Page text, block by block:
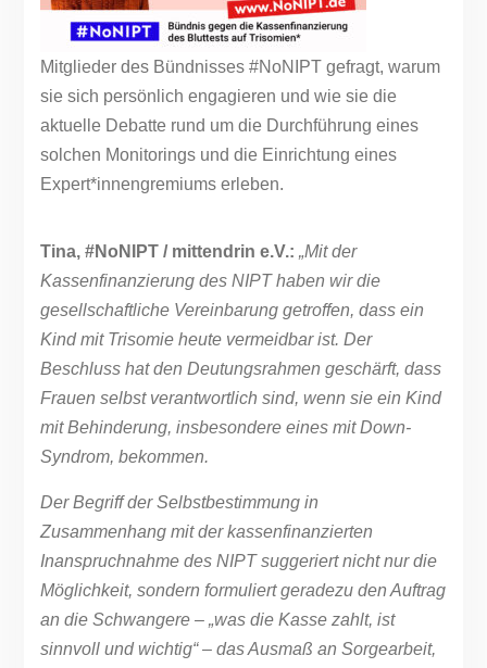
Mitglieder des Bündnisses #NoNIPT gefragt, warum
sie sich persönlich engagieren und wie sie die
aktuelle Debatte rund um die Durchführung eines
solchen Monitorings und die Einrichtung eines
Expert*innengremiums erleben.
Tina, #NoNIPT / mittendrin e.V.: „Mit der
Kassenfinanzierung des NIPT haben wir die
gesellschaftliche Vereinbarung getroffen, dass ein
Kind mit Trisomie heute vermeidbar ist. Der
Beschluss hat den Deutungsrahmen geschärft, dass
Frauen selbst verantwortlich sind, wenn sie ein Kind
mit Behinderung, insbesondere eines mit Down-
Syndrom, bekommen.
Der Begriff der Selbstbestimmung in
Zusammenhang mit der kassenfinanzierten
Inanspruchnahme des NIPT suggeriert nicht nur die
Möglichkeit, sondern formuliert geradezu den Auftrag
an die Schwangere – „was die Kasse zahlt, ist
sinnvoll und wichtig“ – das Ausmaß an Sorgearbeit,